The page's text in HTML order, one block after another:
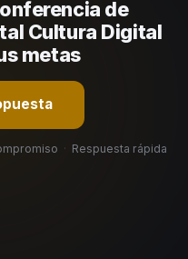
te ayudamos con una
estos criterios.
de
Cultura Digital
metas
· Respuesta rápida